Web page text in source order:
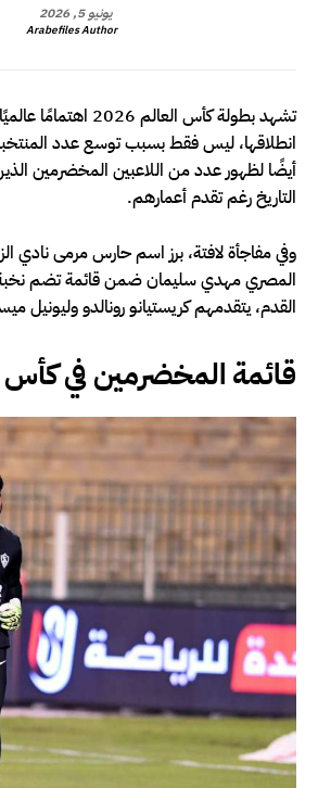
يونيو 5, 2026
Arabefiles Author
تشهد بطولة كأس العالم
أيضًا لظهور عدد من اللاعبين المخضرمين
التاريخ رغم تقدم أعمارهم.
وفي مفاجأة لافتة، برز اسم حارس مرمى نادي
المصري مهدي سليمان ضمن قائمة تضم
القدم، يتقدمهم كريستيانو رونالدو وليونيل
قائمة المخضرمين في كأس